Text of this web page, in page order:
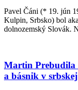
Pavel Čáni (* 19. jún
Kulpin, Srbsko) bol
dolnozemský Slovák.
Martin Prebudila
a básnik v